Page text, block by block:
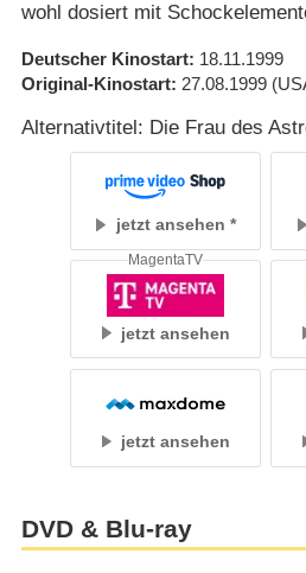
wohl dosiert mit
Deutscher Kinostart 18.11.1999
Original-Kinostart 27.08.1999
Alternativtitel: Die Frau des
jetzt ansehen
jetzt ansehen
MagentaTV
jetzt ansehen
DVD & Blu-ray